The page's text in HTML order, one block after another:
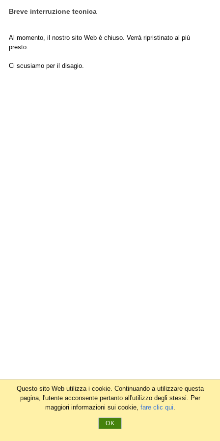
Breve interruzione tecnica
Al momento, il nostro sito Web è chiuso. Verrà ripristinato al più
presto.
Ci scusiamo per il disagio.
Questo sito Web utilizza i cookie. Continuando a utilizzare questa
pagina, l'utente acconsente pertanto all'utilizzo degli stessi. Per
maggiori informazioni sui cookie, fare clic qui.
OK